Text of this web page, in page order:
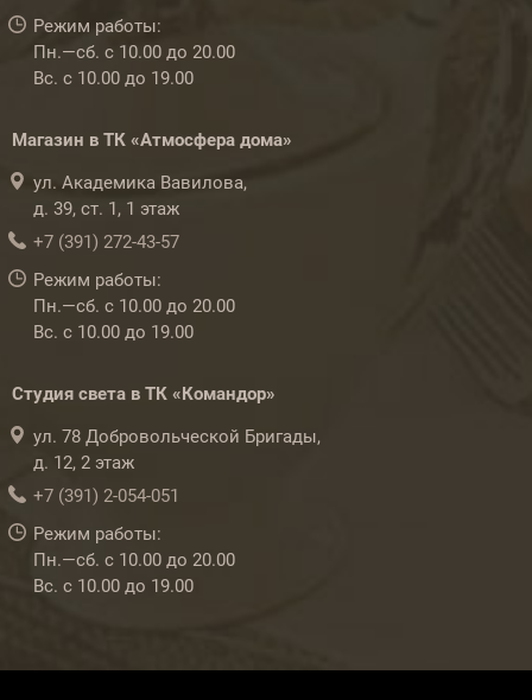
Режим работы:
Пн.—сб. с 10.00 до 20.00
Вс. с 10.00 до 19.00
Магазин в ТК «Атмосфера дома»
ул. Академика Вавилова,
д. 39, ст. 1, 1 этаж
+7 (391) 272-43-57
Режим работы:
Пн.—сб. с 10.00 до 20.00
Вс. с 10.00 до 19.00
Студия света в ТК «Командор»
ул. 78 Добровольческой Бригады,
д. 12, 2 этаж
+7 (391) 2-054-051
Режим работы:
Пн.—сб. с 10.00 до 20.00
Вс. с 10.00 до 19.00